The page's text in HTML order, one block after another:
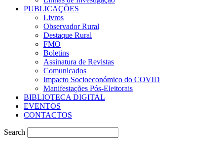
PUBLICAÇÕES
Livros
Observador Rural
Destaque Rural
FMO
Boletins
Assinatura de Revistas
Comunicados
Impacto Socioeconómico do COVID
Manifestações Pós-Eleitorais
BIBLIOTECA DIGITAL
EVENTOS
CONTACTOS
Search